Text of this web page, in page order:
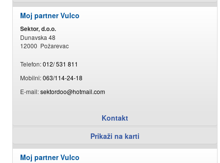
Moj partner Vulco
Sektor, d.o.o.
Dunavska 48
12000 Požarevac
Telefon:012/ 531 811
Mobilni:063/114-24-18
E-mail:sektordoo@hotmail.com
Kontakt
Prikaži na karti
Moj partner Vulco